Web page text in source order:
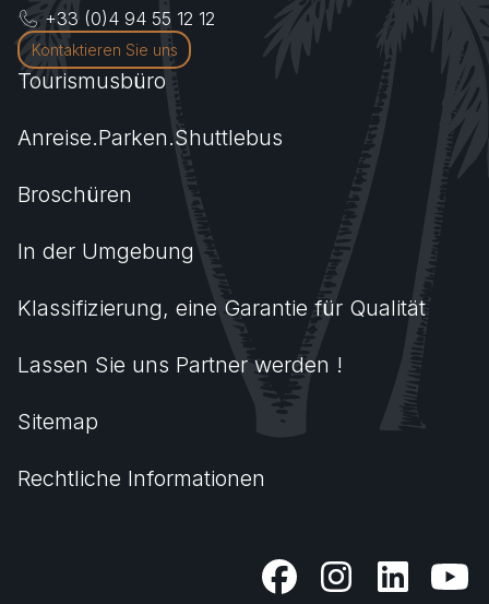
+33 (0)4 94 55 12 12
Kontaktieren Sie uns
Tourismusbüro
Anreise.Parken.Shuttlebus
Broschüren
In der Umgebung
Klassifizierung, eine Garantie für Qualität
Lassen Sie uns Partner werden !
Sitemap
Rechtliche Informationen